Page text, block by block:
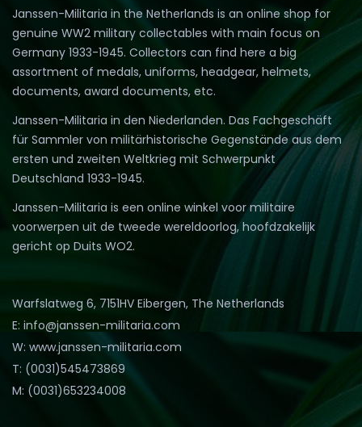
Janssen-Militaria in the Netherlands is an online shop for
genuine WW2 military collectables with main focus on
Germany 1933-1945. Collectors can find here a big
assortment of medals, uniforms, headgear, helmets,
documents, award documents, etc.
Janssen-Militaria in den Niederlanden. Das Fachgeschäft
für Sammler von militärhistorische Gegenstände aus dem
ersten und zweiten Weltkrieg mit Schwerpunkt
Deutschland 1933-1945.
Janssen-Militaria is een online winkel voor militaire
voorwerpen uit de tweede wereldoorlog, hoofdzakelijk
gericht op Duits WO2.
Warfslatweg 6, 7151HV Eibergen, The Netherlands
E: info@janssen-militaria.com
W: www.janssen-militaria.com
T: (0031)545473869
M: (0031)653234008